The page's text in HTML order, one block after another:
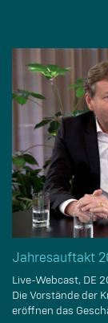
Jahresauftakt
Live-Webcast, DE
Die Vorstände der
eröffnen das